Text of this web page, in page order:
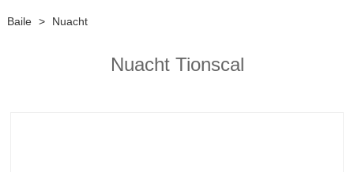
Baile > Nuacht
Nuacht Tionscal